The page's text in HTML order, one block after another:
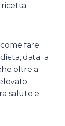
fare:
data la
oltre a
salute e